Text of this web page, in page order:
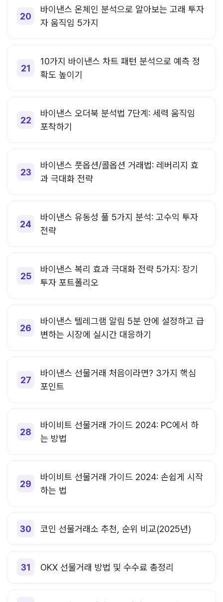
바이낸스 온체인 분석으로 알아보는 고래 투자
자 움직임 5가지
10가지 바이낸스 차트 패턴 분석으로 예측 정
확도 높이기
바이낸스 오더북 분석법 7단계: 세력 움직임
포착하기
바이낸스 풋옵션/콜옵션 거래법: 레버리지 효
과 극대화 전략
바이낸스 유동성 풀 5가지 분석: 고수익 투자
전략
바이낸스 복리 효과 극대화 전략 5가지: 장기
투자 포트폴리오
바이낸스 텔레그램 알림 5분 안에 설정하고 급
변하는 시장에 실시간 대응하기
바이낸스 선물거래 처음이라면? 3가지 핵심
포인트
바이비트 선물거래 가이드 2024: PC에서 하
는 방법
바이비트 선물거래 가이드 2024: 손쉽게 시작
하는 법
코인 선물거래소 추천, 순위 비교(2025년)
OKX 선물거래 방법 및 수수료 총정리